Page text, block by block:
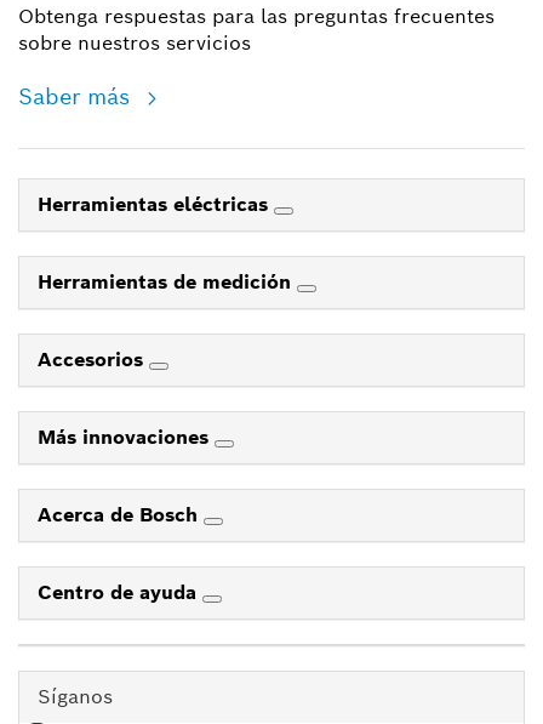
Obtenga respuestas para las preguntas frecuentes
sobre nuestros servicios
Saber más
Herramientas eléctricas
Herramientas de medición
Accesorios
Más innovaciones
Acerca de Bosch
Centro de ayuda
Síganos